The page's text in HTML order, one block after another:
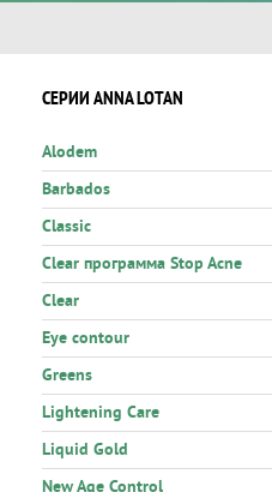
СЕРИИ ANNA LOTAN
Alodem
Barbados
Classic
Clear программа Stop Acne
Clear
Eye contour
Greens
Lightening Care
Liquid Gold
New Age Control